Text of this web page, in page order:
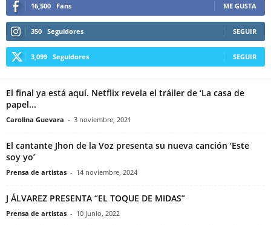
16,500 Fans ME GUSTA
350 Seguidores SEGUIR
3,099 Seguidores SEGUIR
El final ya está aquí. Netflix revela el tráiler de ‘La casa de
papel...
Carolina Guevara - 3 noviembre, 2021
El cantante Jhon de la Voz presenta su nueva canción ‘Este
soy yo’
Prensa de artistas - 14 noviembre, 2024
J ÁLVAREZ PRESENTA “EL TOQUE DE MIDAS”
Prensa de artistas - 10 junio, 2022